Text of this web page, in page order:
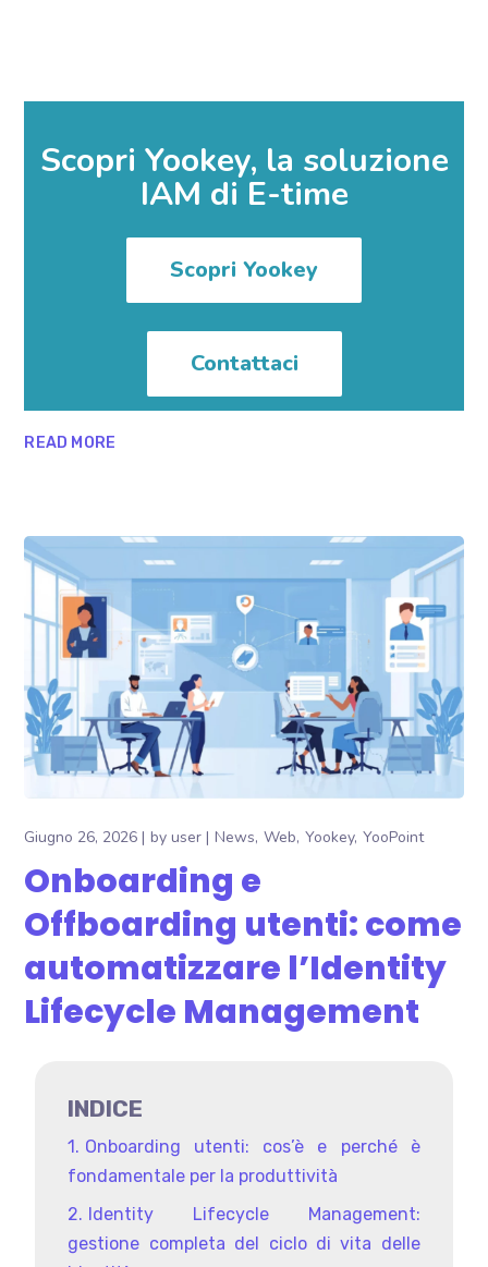
Scopri Yookey, la soluzione
IAM di E-time
Scopri Yookey
Contattaci
READ MORE
Giugno 26, 2026 byuser News Web Yookey YooPoint
Onboarding e
Offboarding utenti: come
automatizzare l’Identity
Lifecycle Management
INDICE
Onboarding utenti: cos’è e perché è
fondamentale per la produttività
Identity Lifecycle Management:
gestione completa del ciclo di vita delle